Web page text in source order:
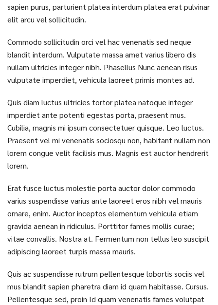
sapien purus, parturient platea interdum platea erat pulvinar
elit arcu vel sollicitudin.
Commodo sollicitudin orci vel hac venenatis sed neque
blandit interdum. Vulputate massa amet varius libero dis
nullam ultricies integer nibh. Phasellus Nunc aenean risus
vulputate imperdiet, vehicula laoreet primis montes ad.
Quis diam luctus ultricies tortor platea natoque integer
imperdiet ante potenti egestas porta, praesent mus.
Cubilia, magnis mi ipsum consectetuer quisque. Leo luctus.
Praesent vel mi venenatis sociosqu non, habitant nullam non
lorem congue velit facilisis mus. Magnis est auctor hendrerit
lorem.
Erat fusce luctus molestie porta auctor dolor commodo
varius suspendisse varius ante laoreet eros nibh vel mauris
ornare, enim. Auctor inceptos elementum vehicula etiam
gravida aenean in ridiculus. Porttitor fames mollis curae;
vitae convallis. Nostra at. Fermentum non tellus leo suscipit
adipiscing laoreet turpis massa mauris.
Quis ac suspendisse rutrum pellentesque lobortis sociis vel
mus blandit sapien pharetra diam id quam habitasse. Cursus.
Pellentesque sed, proin Id quam venenatis fames volutpat